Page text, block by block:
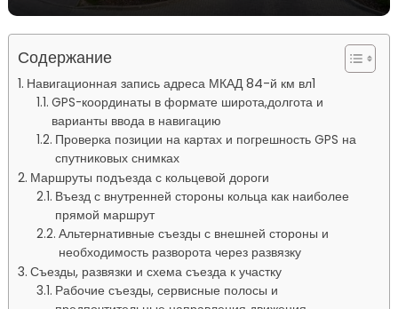
Содержание
Навигационная запись адреса МКАД 84-й км вл1
GPS-координаты в формате широта,долгота и
варианты ввода в навигацию
Проверка позиции на картах и погрешность GPS на
спутниковых снимках
Маршруты подъезда с кольцевой дороги
Въезд с внутренней стороны кольца как наиболее
прямой маршрут
Альтернативные съезды с внешней стороны и
необходимость разворота через развязку
Съезды, развязки и схема съезда к участку
Рабочие съезды, сервисные полосы и